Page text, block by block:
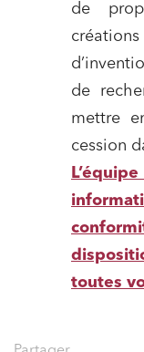
de
de
mettre
cession
toutes
Relations